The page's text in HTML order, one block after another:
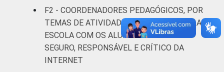
De 51 anos
ou mais
59
REGIÃO Norte
F2 - COORDENADORES PEDAGÓGICOS, POR
TEMAS DE ATIVIDADES REALIZADAS PELA
ESCOLA COM OS ALUNOS SOBRE O USO
SEGURO, RESPONSÁVEL E CRÍTICO DA
INTERNET